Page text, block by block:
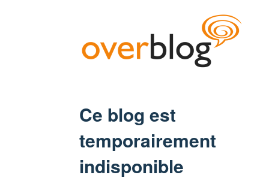
Ce blog est
temporairement
indisponible